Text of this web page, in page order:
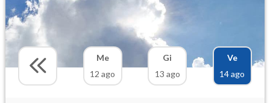
Me
12 ago
Gi
13 ago
Ve
14 ago